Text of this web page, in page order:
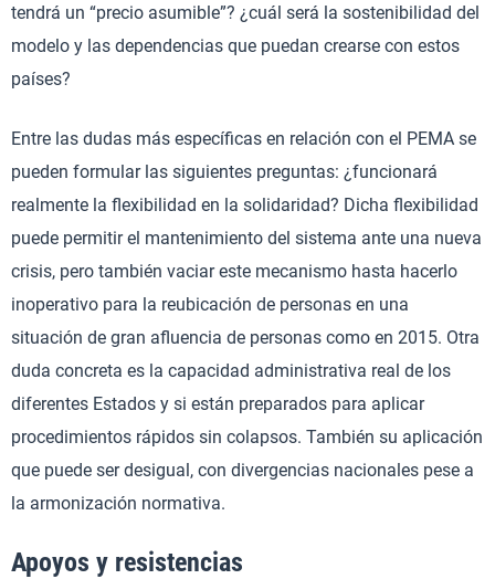
tendrá un “precio asumible”? ¿cuál será la sostenibilidad del
modelo y las dependencias que puedan crearse con estos
países?
Entre las dudas más específicas en relación con el PEMA se
pueden formular las siguientes preguntas: ¿funcionará
realmente la flexibilidad en la solidaridad? Dicha flexibilidad
puede permitir el mantenimiento del sistema ante una nueva
crisis, pero también vaciar este mecanismo hasta hacerlo
inoperativo para la reubicación de personas en una
situación de gran afluencia de personas como en 2015. Otra
duda concreta es la capacidad administrativa real de los
diferentes Estados y si están preparados para aplicar
procedimientos rápidos sin colapsos. También su aplicación
que puede ser desigual, con divergencias nacionales pese a
la armonización normativa.
Apoyos y resistencias